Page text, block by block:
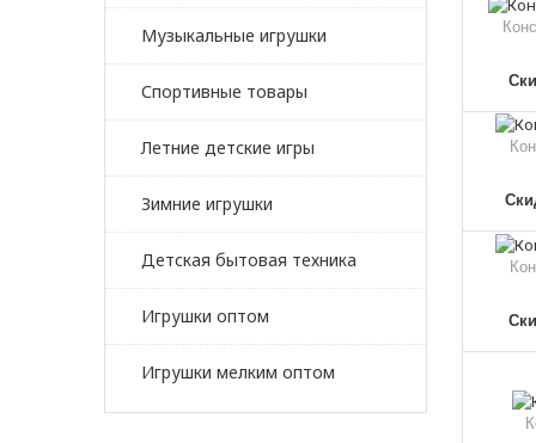
Музыкальные игрушки
Спортивные товары
Летние детские игры
Зимние игрушки
Детская бытовая техника
Игрушки оптом
Игрушки мелким оптом